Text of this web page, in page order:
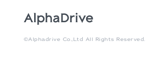
©Alphadrive Co.,Ltd All Rights Reserved.